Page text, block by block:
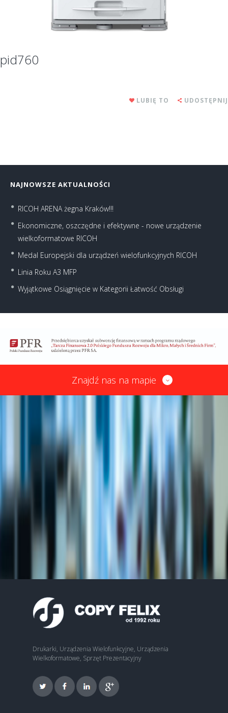
pid760
LUBIĘ TO UDOSTĘPNIJ
NAJNOWSZE AKTUALNOŚCI
RICOH ARENA żegna Kraków!!!
Ekonomiczne, oszczędne i efektywne - nowe urządzenie
wielkoformatowe RICOH
Medal Europejski dla urządzeń wielofunkcyjnych RICOH
Linia Roku A3 MFP
Wyjątkowe Osiągnięcie w Kategorii Łatwość Obsługi
Znajdź nas na mapie
Drukarki, Urządzenia Wielofunkcyjne, Urządzenia
Wielkoformatowe, Sprzęt Prezentacyjny